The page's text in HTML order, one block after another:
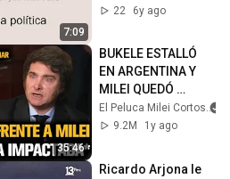
7:09
22
6y ago
35:46
BUKELE ESTALLÓ
EN ARGENTINA Y
MILEI QUEDÓ
IMPACTADO
El Peluca Milei Cortos
9.2M
1y ago
Ricardo Arjona le